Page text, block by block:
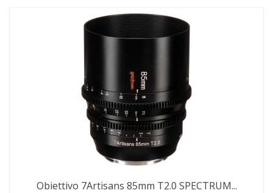
Obiettivo 7Artisans 85mm T2.0 SPECTRUM...